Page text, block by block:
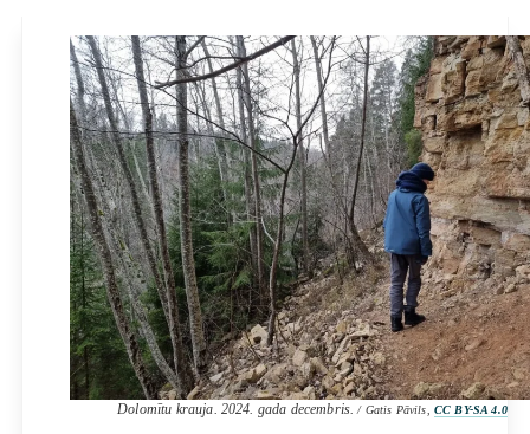
Dolomītu krauja. 2024. gada decembris./ Gatis Pāvils, CC BY-SA 4.0